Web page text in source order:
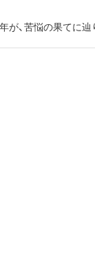
、苦悩の果てに